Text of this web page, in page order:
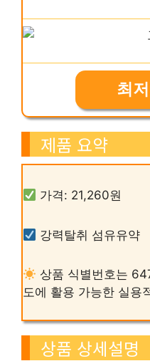
최
제품 요약
가격: 21,260원
강력탈취 섬유유약
상품 식별번호는
도에 활용 가능한 실용
상품 상세설명